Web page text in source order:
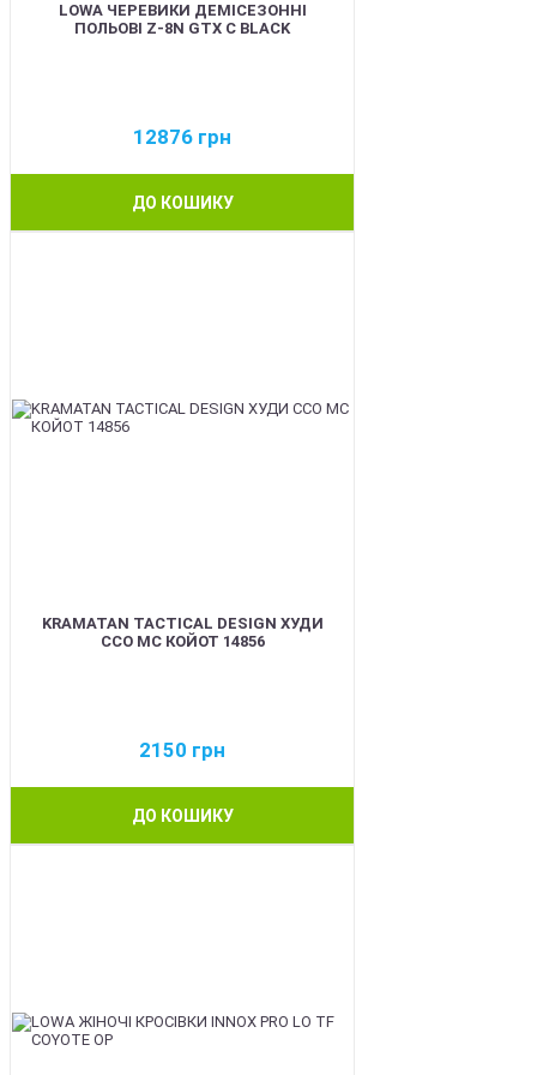
LOWA ЧЕРЕВИКИ ДЕМІСЕЗОННІ
ПОЛЬОВІ Z-8N GTX C BLACK
12876 грн
ДО КОШИКУ
KRAMATAN TACTICAL DESIGN ХУДИ
ССО МС КОЙОТ 14856
2150 грн
ДО КОШИКУ